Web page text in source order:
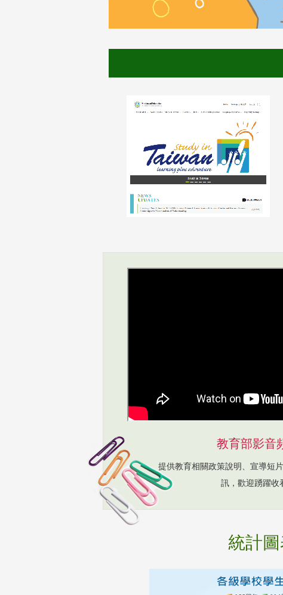
教育部影音
提供教育相關政策說明、宣導短
訊，歡迎踴躍收
統計